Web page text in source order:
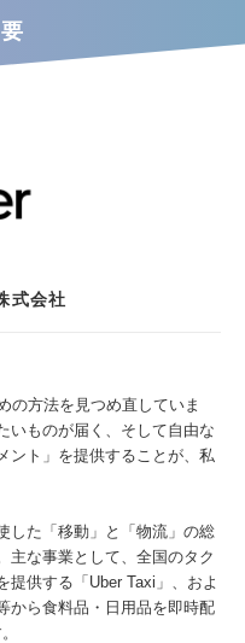
式会社
の方法を見つめ直していま
いものが届く、そして自由な
ント」を提供することが、私
した「移動」と「物流」の総
主な事業として、全国のタク
提供する「Uber Taxi」、およ
から食料品・日用品を即時配